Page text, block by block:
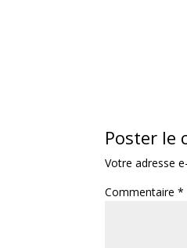
Poster le
Votre adresse
Commentaire*